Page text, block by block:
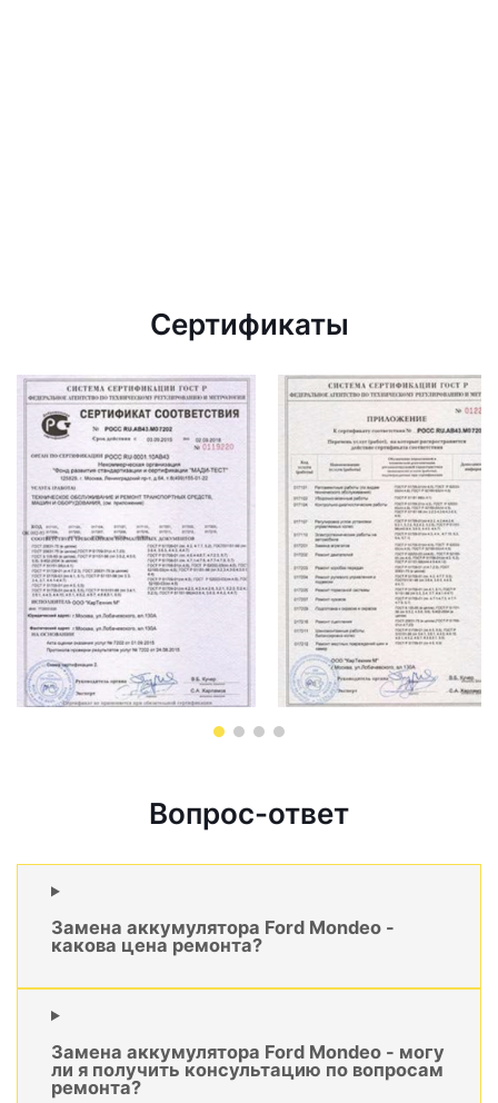
Сертификаты
Вопрос-ответ
Замена аккумулятора Ford Mondeo -
какова цена ремонта?
Замена аккумулятора Ford Mondeo - могу
ли я получить консультацию по вопросам
ремонта?